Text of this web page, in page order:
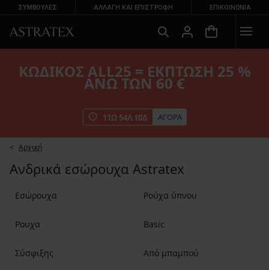
ΣΥΜΒΟΥΛΕΣ ΑΛΛΑΓΉ ΚΑΙ ΕΠΙΣΤΡΟΦΉ ΕΠΙΚΟΙΝΩΝΊΑ
ΚΩΔΙΚΟΣ ALL25 = ΕΚΠΤΩΣΗ 25 %
ΑΝΩ ΤΩΝ 60 €
11Ω 54Λ 10Δ ΑΓΟΡΑ
Αρχική
Ανδρικά εσώρουχα Astratex
Εσώρουχα Ρούχα ύπνου
Ρουχα Basic
Σύσφιξης Από μπαμπού